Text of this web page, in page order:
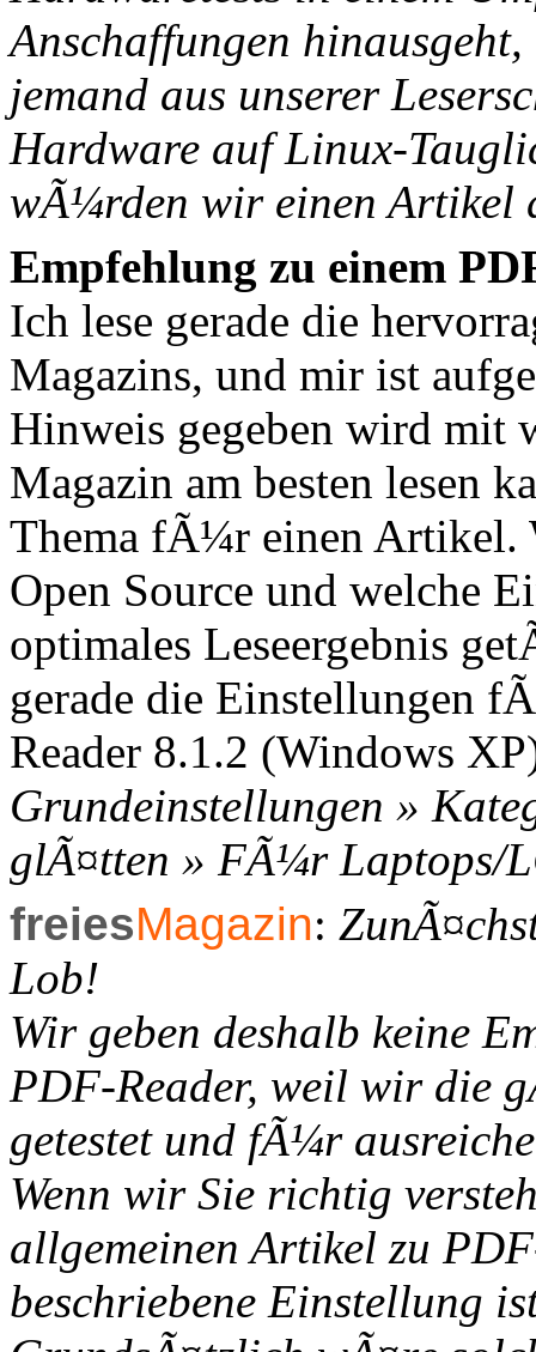
Anschaffungen
jemand aus unserer
Hardware auf Linux-
wÃ¼rden wir einen Artikel
Empfehlung zu einem
Ich lese gerade die
Magazins, und mir ist
Hinweis gegeben wird mit
Magazin am besten lesen
Thema fÃ¼r einen Artikel.
Open Source und welche
optimales Leseergebnis
gerade die Einstellungen
Reader 8.1.2 (Windows
Grundeinstellungen »
glÃ¤tten » FÃ¼r Laptops/
freiesMagazin:
Lob!
Wir geben deshalb keine
PDF-Reader, weil wir die
getestet und fÃ¼r
Wenn wir Sie richtig
allgemeinen Artikel zu
beschriebene Einstellung